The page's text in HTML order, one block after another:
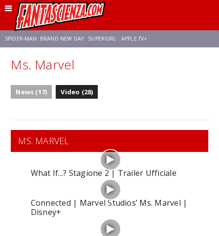
SPIDER-MAN: BRAND NEW DAY SUPERGIRL APPLE TV+
FRANCO RICCIARDIELLO ZENDAYA
Ms. Marvel
News (17) Video (28)
MS. MARVEL
What If...? Stagione 2 | Trailer Ufficiale
Connected | Marvel Studios’ Ms. Marvel |
Disney+